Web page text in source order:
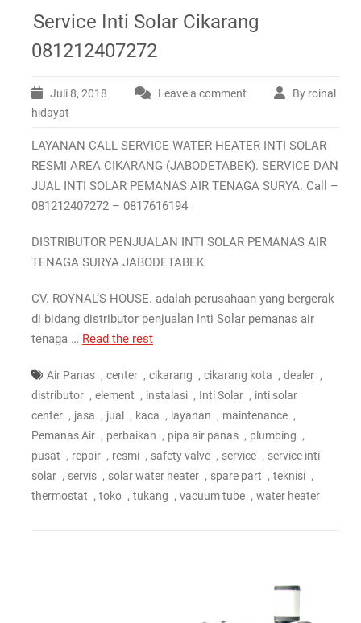
Service Inti Solar Cikarang
081212407272
Juli 8, 2018 Leave a comment
By roinal
hidayat
LAYANAN CALL SERVICE WATER HEATER INTI SOLAR
RESMI AREA CIKARANG (JABODETABEK). SERVICE DAN
JUAL INTI SOLAR PEMANAS AIR TENAGA SURYA. Call –
081212407272 – 0817616194
DISTRIBUTOR PENJUALAN INTI SOLAR PEMANAS AIR
TENAGA SURYA JABODETABEK.
CV. ROYNAL’S HOUSE. adalah perusahaan yang bergerak
di bidang distributor penjualan Inti Solar pemanas air
tenaga … Read the rest
Air Panas , center , cikarang , cikarang kota , dealer ,
distributor , element , instalasi , Inti Solar , inti solar
center , jasa , jual , kaca , layanan , maintenance ,
Pemanas Air , perbaikan , pipa air panas , plumbing ,
pusat , repair , resmi , safety valve , service , service inti
solar , servis , solar water heater , spare part , teknisi ,
thermostat , toko , tukang , vacuum tube , water heater